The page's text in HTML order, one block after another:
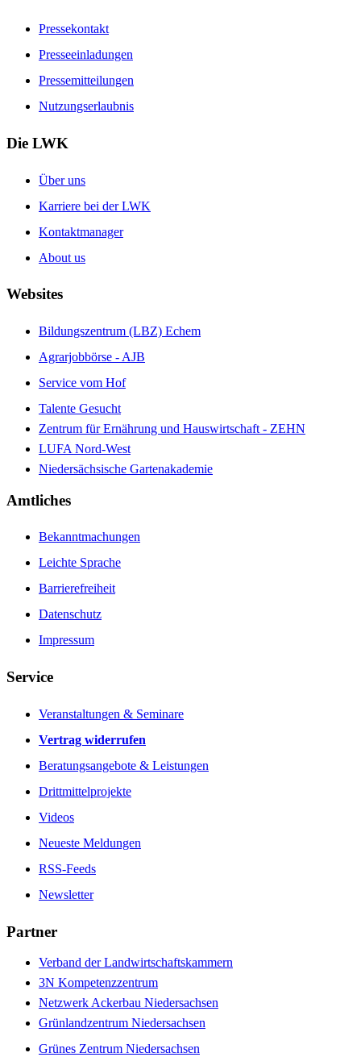
Pressekontakt
Presseeinladungen
Pressemitteilungen
Nutzungserlaubnis
Die LWK
Über uns
Karriere bei der LWK
Kontaktmanager
About us
Websites
Bildungszentrum (LBZ) Echem
Agrarjobbörse - AJB
Service vom Hof
Talente Gesucht
Zentrum für Ernährung und Hauswirtschaft - ZEHN
LUFA Nord-West
Niedersächsische Gartenakademie
Amtliches
Bekanntmachungen
Leichte Sprache
Barrierefreiheit
Datenschutz
Impressum
Service
Veranstaltungen & Seminare
Vertrag widerrufen
Beratungsangebote & Leistungen
Drittmittelprojekte
Videos
Neueste Meldungen
RSS-Feeds
Newsletter
Partner
Verband der Landwirtschaftskammern
3N Kompetenzzentrum
Netzwerk Ackerbau Niedersachsen
Grünlandzentrum Niedersachsen
Grünes Zentrum Niedersachsen